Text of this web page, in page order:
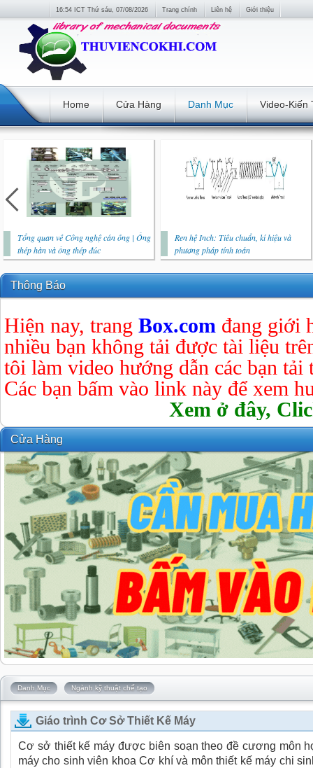
16:54 ICT Thứ sáu, 07/08/2026 Trang chính Liên hệ Giới thiệu
Home Cửa Hàng Danh Mục Video-Kiến
Tổng quan về Công nghệ cán ống | Ống
thép hàn và ống thép đúc
Ren hệ Inch: Tiêu chuẩn, kí hiệu và
phương pháp tính toán
Thông Báo
Hiện nay, trang Box.com đang giới
nhiều bạn không tải được tài liệu
tôi làm video hướng dẫn các bạn tải
Các bạn bấm vào link này để xem
Xem ở đây,
Cửa Hàng
Danh Mục Ngành kỹ thuật chế tạo
Giáo trình Cơ Sở Thiết Kế Máy
Cơ sở thiết kế máy được biên soạn theo đề cương môn
máy cho sinh viên khoa Cơ khí và môn thiết kế máy chi